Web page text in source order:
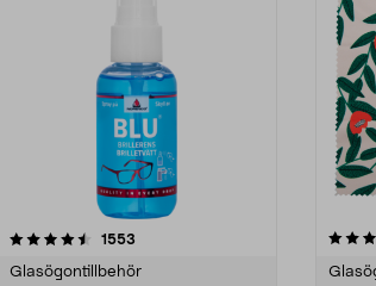
1553
Glasögontillbehör
4.0av 5 stjärnor